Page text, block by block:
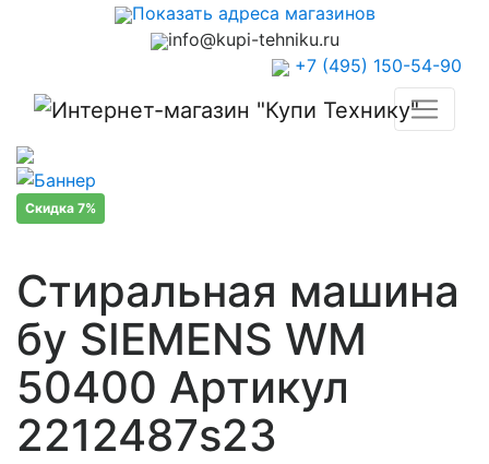
Показать адреса магазинов
info@kupi-tehniku.ru
+7 (495) 150-54-90
Скидка 7%
Стиральная машина
бу SIEMENS WM
50400 Артикул
2212487s23